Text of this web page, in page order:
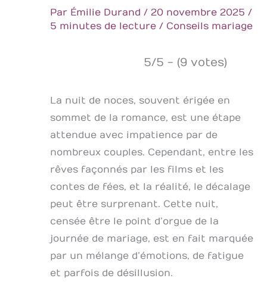
Par Émilie Durand / 20 novembre 2025 /
5 minutes de lecture / Conseils mariage
5/5 - (9 votes)
La nuit de noces, souvent érigée en
sommet de la romance, est une étape
attendue avec impatience par de
nombreux couples. Cependant, entre les
rêves façonnés par les films et les
contes de fées, et la réalité, le décalage
peut être surprenant. Cette nuit,
censée être le point d’orgue de la
journée de mariage, est en fait marquée
par un mélange d’émotions, de fatigue
et parfois de désillusion.